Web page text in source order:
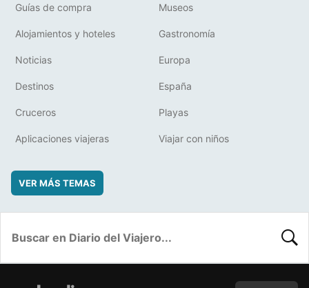
Guías de compra Museos
Alojamientos y hoteles Gastronomía
Noticias Europa
Destinos España
Cruceros Playas
Aplicaciones viajeras Viajar con niños
VER MÁS TEMAS